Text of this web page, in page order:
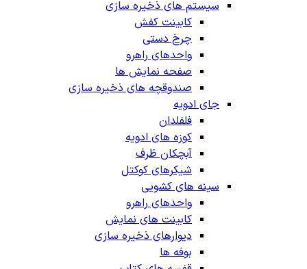
سیستم های ذخیره سازی
کابینت کفش
چرخ دستی
واحدهای راهرو
صفحه نمایش ها
صندوقچه های ذخیره سازی
جای ادویه
فلفلدان
کوزه های ادویه
آبچکان ظرف
شیکرهای کوکتل
سینه های کشویی
واحدهای راهرو
کابینت های نمایش
دیوارهای ذخیره سازی
بوفه ها